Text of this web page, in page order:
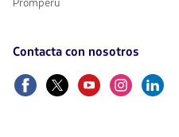
Contacta con nosotros
FacebookTwitterYoutubeInstagram
Linkedin